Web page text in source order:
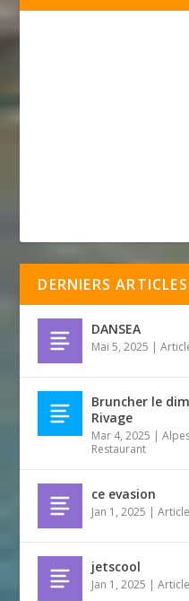
DERNIERS ARTICLES
DANSEA
Mai 5, 2025 |
Bruncher le
Rivage
Mar 4, 2025 |
Restaurant
ce evasion
Jan 1, 2025 |
jetscool
Jan 1, 2025 |